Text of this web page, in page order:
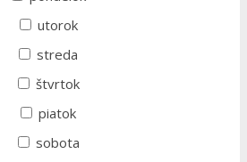
utorok
streda
štvrtok
piatok
sobota